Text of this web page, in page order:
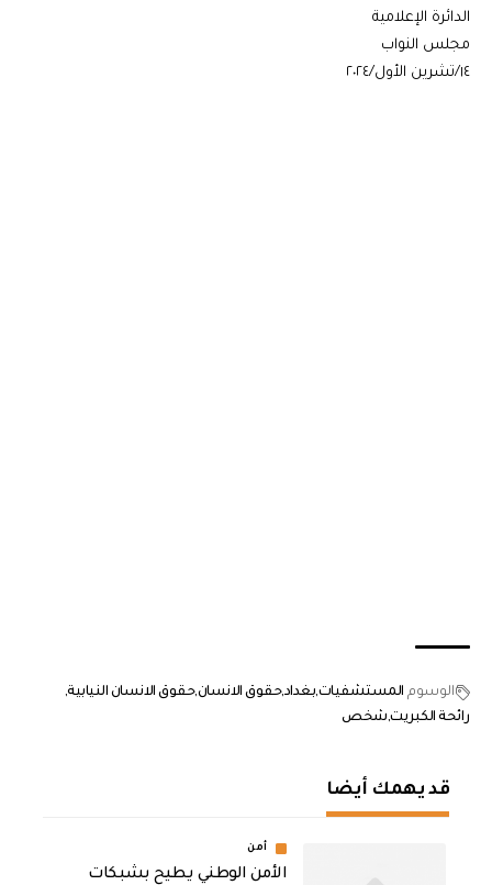
الدائرة الإعلامية
مجلس النواب
الوسوم المستشفياتبغدادحقوق الانسانحقوق الانسان النيابية
رائحة الكبريت شخص
قد يهمك أيضا
أمن
الأمن الوطني يطيح بشبكات